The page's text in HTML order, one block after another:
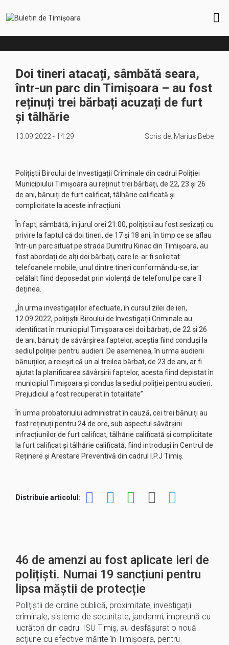
Doi tineri atacați, sâmbătă seara,
într-un parc din Timișoara – au fost
reținuți trei bărbați acuzați de furt
și tâlhărie
13.09.2022 - 14:29 Scris de: Marius Bebe
Polițiștii Biroului de Investigații Criminale din cadrul Poliției
Municipiului Timișoara au reținut trei bărbați, de 22, 23 și 26
de ani, bănuiți de furt calificat, tâlhărie calificată și
complicitate la aceste infracțiuni.
În fapt, sâmbătă, în jurul orei 21:00, polițiștii au fost sesizați cu
privire la faptul că doi tineri, de 17 și 18 ani, în timp ce se aflau
într-un parc situat pe strada Dumitru Kiriac din Timișoara, au
fost abordați de alți doi bărbați, care le-ar fi solicitat
telefoanele mobile, unul dintre tineri conformându-se, iar
celălalt fiind deposedat prin violență de telefonul pe care îl
deținea.
„În urma investigațiilor efectuate, în cursul zilei de ieri,
12.09.2022, polițiștii Biroului de Investigații Criminale au
identificat în municipiul Timișoara cei doi bărbați, de 22 și 26
de ani, bănuiți de săvârșirea faptelor, aceștia fiind conduși la
sediul poliției pentru audieri. De asemenea, în urma audierii
bănuiților, a reieșit că un al treilea bărbat, de 23 de ani, ar fi
ajutat la planificarea săvârșirii faptelor, acesta fiind depistat în
municipiul Timișoara și condus la sediul poliției pentru audieri.
Prejudiciul a fost recuperat în totalitate”
În urma probatoriului administrat în cauză, cei trei bănuiți au
fost reținuți pentru 24 de ore, sub aspectul săvârșirii
infracțiunilor de furt calificat, tâlhărie calificată și complicitate
la furt calificat și tâlhărie calificată, fiind introduși în Centrul de
Reținere și Arestare Preventivă din cadrul I.P.J Timiș.
Distribuie articolul:
46 de amenzi au fost aplicate ieri de
polițiști. Numai 19 sancțiuni pentru
lipsa măștii de protecție
Poliţiştii de ordine publică, proximitate, investigații
criminale, sisteme de securitate, jandarmi, împreună cu
lucrători din cadrul ISU Timiș, au desfăşurat o nouă
acţiune cu efective mărite în Timișoara, pentru